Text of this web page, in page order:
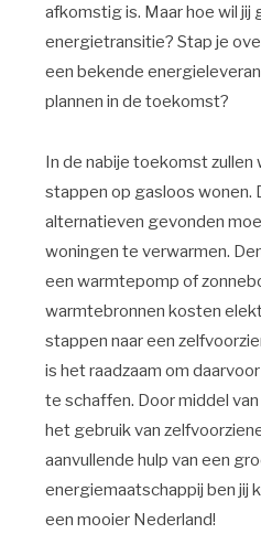
afkomstig is. Maar hoe wil jij
energietransitie? Stap je
een bekende
plannen in de toekomst?
In de nabije toekomst zullen
stappen op gasloos wonen.
alternatieven gevonden
woningen te verwarmen.
een warmtepomp of
warmtebronnen kosten
stappen naar een
is het raadzaam om
te schaffen. Door middel
het gebruik van
aanvullende hulp van een
energiemaatschappij ben jij
een mooier Nederland!